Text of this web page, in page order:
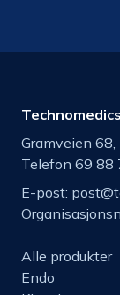
Gramveien
Telefon 69 88
E-post:
Alle produkter
Endo